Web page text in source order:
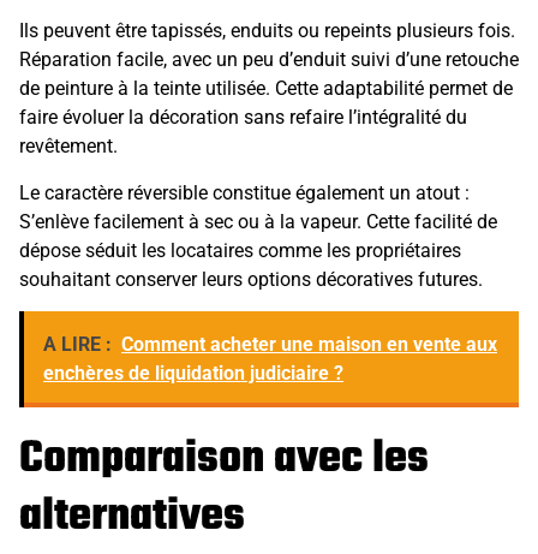
Ils peuvent être tapissés, enduits ou repeints plusieurs fois.
Réparation facile, avec un peu d’enduit suivi d’une retouche
de peinture à la teinte utilisée. Cette adaptabilité permet de
faire évoluer la décoration sans refaire l’intégralité du
revêtement.
Le caractère réversible constitue également un atout :
S’enlève facilement à sec ou à la vapeur. Cette facilité de
dépose séduit les locataires comme les propriétaires
souhaitant conserver leurs options décoratives futures.
A LIRE : Comment acheter une maison en vente aux
enchères de liquidation judiciaire ?
Comparaison avec les
alternatives